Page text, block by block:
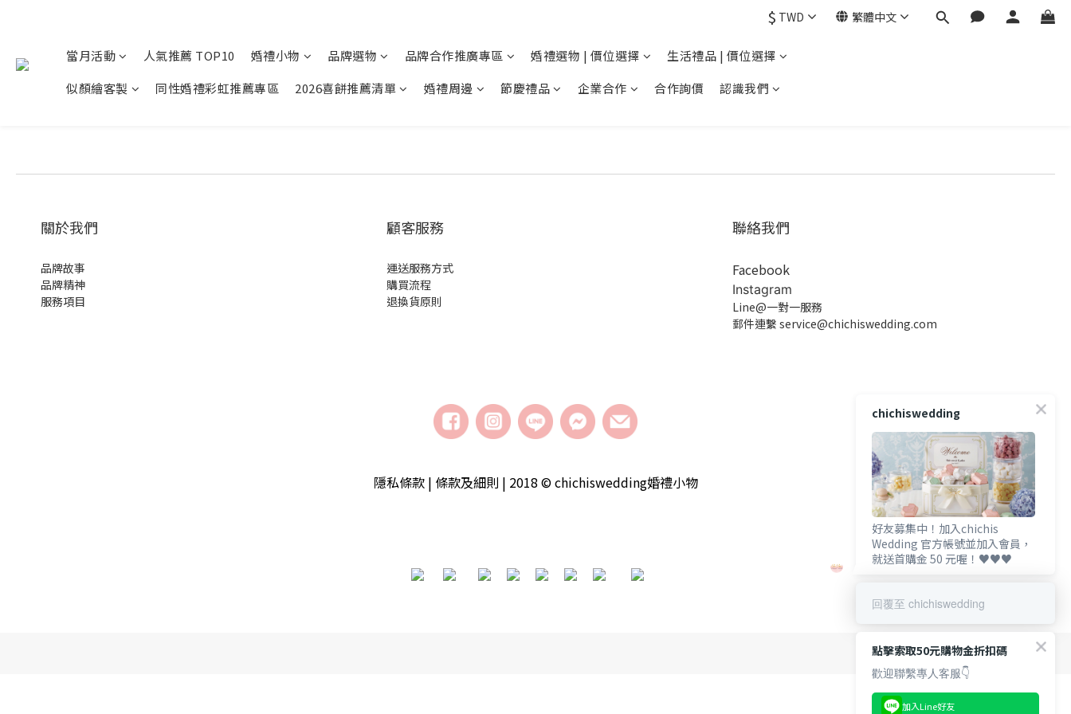
$ TWD 繁體中文
當月活動 人氣推薦 TOP10 婚禮小物 品牌選物 品牌合作推廣專區 婚禮選物 | 價位選擇
生活禮品 | 價位選擇
似顏繪客製
同性婚禮彩虹推薦專區 2026喜餅推薦清單 婚禮周邊 節慶禮品 企業合作 合作詢價 認識我們
關於我們
品牌故事
品牌精神
服務項目
顧客服務
運送服務方式
購買流程
退換貨原則
聯絡我們
Facebook
Instagram
Line@一對一服務
郵件連繫 service@chichiswedding.com
隱私條款 | 條款及細則 | 2018 © chichiswedding婚禮小物
chichiswedding
好友募集中！加入chichis
Wedding 官方帳號並加入會員，
就送首購金 50 元喔！♥️♥️♥️
回覆至 chichiswedding
點擊索取50元購物金折扣碼
歡迎聯繫專人客服👇
加入Line好友